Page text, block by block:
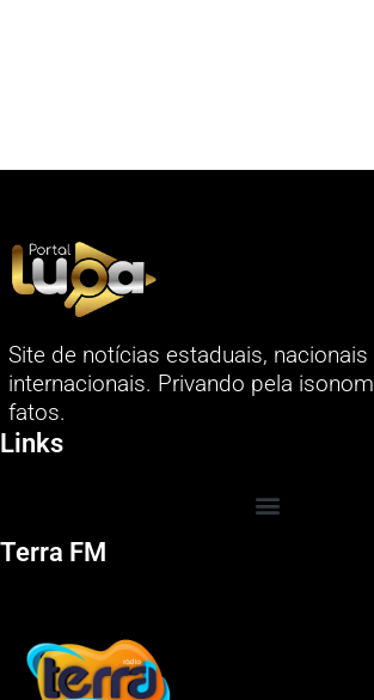
Site de notícias estaduais, nacionais
internacionais. Privando pela
fatos.
Links
Terra FM